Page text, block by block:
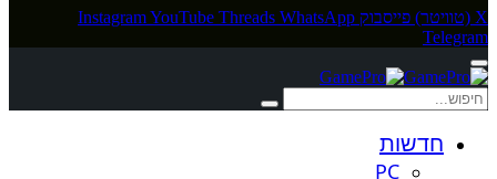
X (טוויטר) פייסבוק InstagramYouTube Threads WhatsApp
Telegram
חדשות
PC